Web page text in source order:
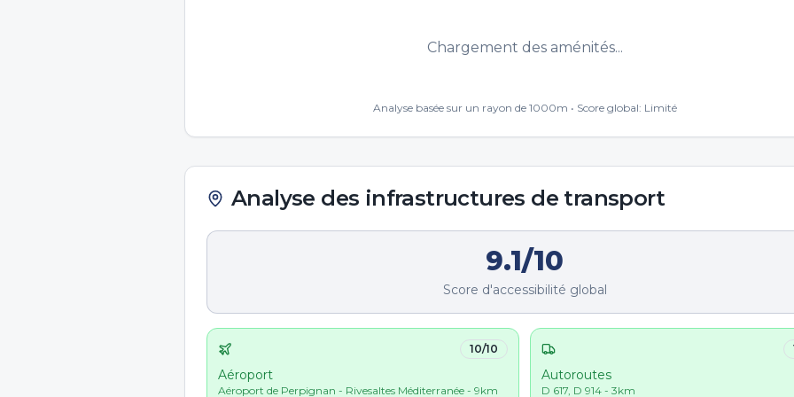
Chargement des aménités...
Analyse basée sur un rayon de 1000m • Score global: Limité
Analyse des infrastructures de transport
9.1/10
Score d'accessibilité global
10/10
Aéroport
Aéroport de Perpignan - Rivesaltes Méditerranée - 9km
Autoroutes
D 617, D 914 - 3km